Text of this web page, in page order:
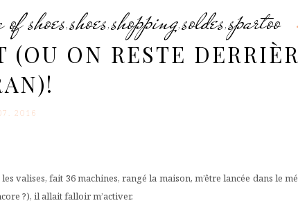
of shoes,shoes,shopping,soldes,spartoo
ON RESTE
2016
valises, fait 36 machines, rangé la maison, m’être lancée dans le
?), il allait falloir m’activer.